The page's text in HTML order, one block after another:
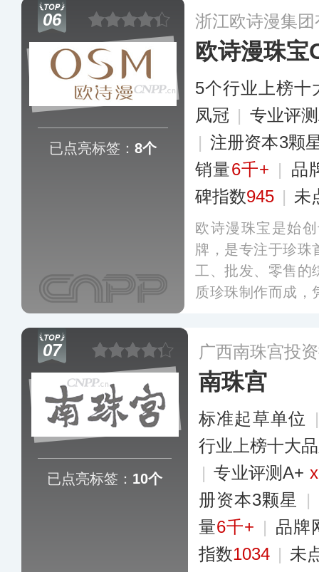
专卖店、日化连锁
多
06
已点亮标签： 8个
浙江欧诗漫集
欧诗漫珠宝
5个行业上榜十
凤冠 | 专业评
| 注册资本3颗
销量6千+ | 品
碑指数945 | 未
欧诗漫珠宝是始
牌，是专注于珍珠
工、批发、零售的
质珍珠制作而成，
07
已点亮标签： 10个
广西南珠宫投
南珠宫
标准起草单位
行业上榜十大
| 专业评测A+
册资本3颗星
|
量6千+ | 品牌
指数1034 | 未